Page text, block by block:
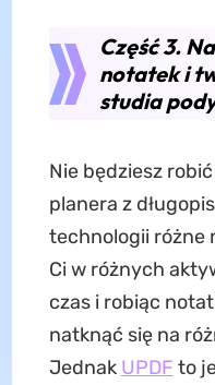
Część 3.
notatek i
studia
Nie będziesz
planera z
technologii różne
Ci w różnych
czas i robiąc
natknąć się na
Jednak UPDF to